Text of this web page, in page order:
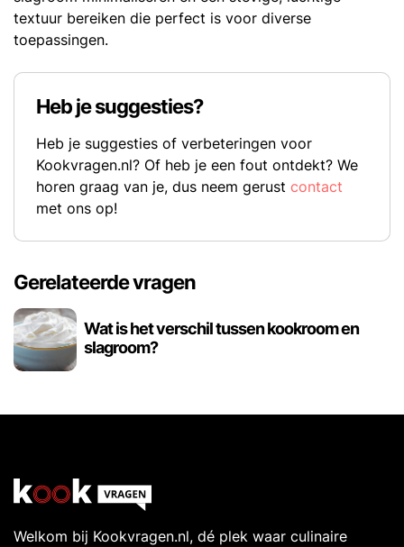
textuur bereiken die perfect is voor diverse
toepassingen.
Heb je suggesties?
Heb je suggesties of verbeteringen voor
Kookvragen.nl? Of heb je een fout ontdekt? We
horen graag van je, dus neem gerust contact
met ons op!
Gerelateerde vragen
Wat is het verschil tussen kookroom en
slagroom?
Welkom bij Kookvragen.nl, dé plek waar culinaire